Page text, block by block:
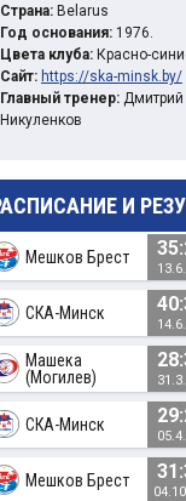
Страна: Belarus
Год основания: 1976.
Цвета клуба: Красно-
Сайт: https://ska-minsk.by/
Главный тренер: Дмитрий
Никуленков
И
Мешков Брест
СКА-Минск
Машека
(Могилев)
СКА-Минск
Мешков Брест